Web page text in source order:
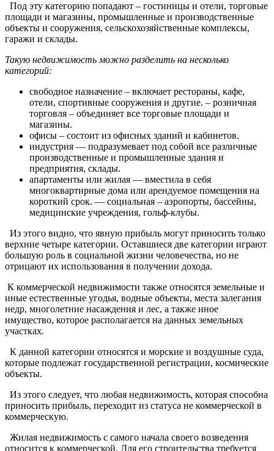
Под эту категорию попадают – гостиницы и отели, торговые
площади и магазины, промышленные и производственные
объекты и сооружения, сельскохозяйственные комплексы,
гаражи и склады.
Такую недвижимость можно разделить на несколько
категорий:
свободное назначение – включает рестораны, кафе,
отели, спортивные сооружения и другие. – розничная
торговля – объединяет все торговые площади и
магазины.
офисы – состоит из офисных зданий и кабинетов.
индустрия — подразумевает под собой все различные
производственные и промышленные здания и
предприятия, склады.
апартаменты или жилая — вместила в себя
многоквартирные дома или арендуемое помещения на
короткий срок. — социальная – аэропорты, бассейны,
медицинские учреждения, гольф-клубы.
Из этого видно, что явную прибыль могут приносить только
верхние четыре категории. Оставшиеся две категории играют
большую роль в социальной жизни человечества, но не
отрицают их использования в получении дохода.
К коммерческой недвижимости также относятся земельные и
иные естественные угодья, водные объекты, места залегания
недр, многолетние насаждения и лес, а также иное
имущество, которое располагается на данных земельных
участках.
К данной категории относятся и морские и воздушные суда,
которые подлежат государственной регистрации, космические
объекты.
Из этого следует, что любая недвижимость, которая способна
приносить прибыль, переходит из статуса не коммерческой в
коммерческую.
Жилая недвижимость с самого начала своего возведения
относится к коммерческой. Для его строительства требуется